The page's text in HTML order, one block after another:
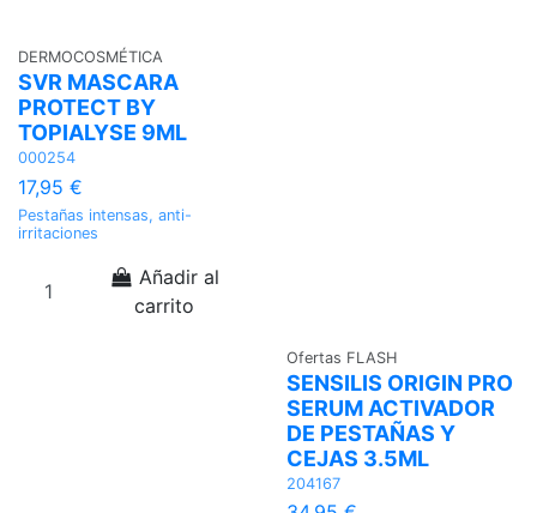
DERMOCOSMÉTICA
SVR MASCARA
PROTECT BY
TOPIALYSE 9ML
000254
17,95 €
Pestañas intensas, anti-
irritaciones
Añadir al
carrito
Ofertas FLASH
SENSILIS ORIGIN PRO
SERUM ACTIVADOR
DE PESTAÑAS Y
CEJAS 3.5ML
204167